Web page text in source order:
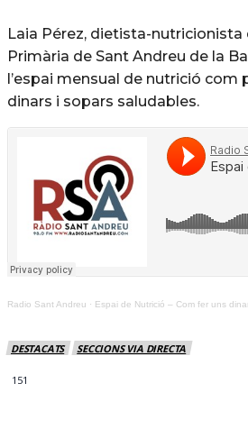
Laia Pérez, dietista-nutricionista
Primària de Sant Andreu de la
l’espai mensual de nutrició com
dinars i sopars saludables.
Radio Sant Andreu · Espai de Nutrició – Com fer uns
DESTACATS SECCIONS VIA DIRECTA
151